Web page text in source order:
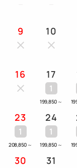
ス、ボトルオー
イヤー
9 10
16 17
1
199,850 ～
23
1
208,850 ～
24
1
199,850 ～
30 31